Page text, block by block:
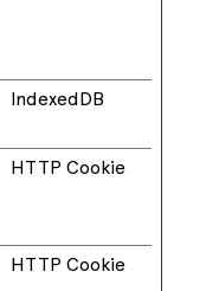
IndexedDB
HTTP Cookie
HTTP Cookie